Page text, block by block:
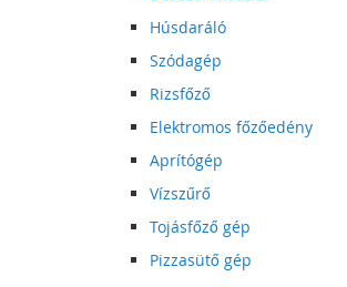
Húsdaráló
Szódagép
Rizsfőző
Elektromos főzőedény
Aprítógép
Vízszűrő
Tojásfőző gép
Pizzasütő gép